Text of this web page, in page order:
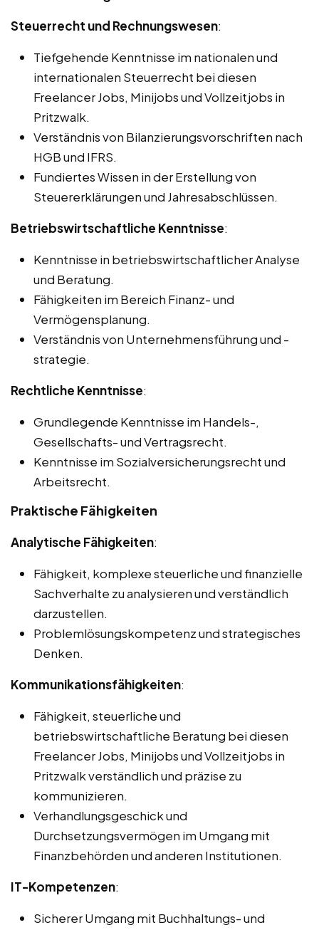
Steuerrecht und Rechnungswesen:
Tiefgehende Kenntnisse im nationalen und
internationalen Steuerrecht bei diesen
Freelancer Jobs, Minijobs und Vollzeitjobs in
Pritzwalk.
Verständnis von Bilanzierungsvorschriften nach
HGB und IFRS.
Fundiertes Wissen in der Erstellung von
Steuererklärungen und Jahresabschlüssen.
Betriebswirtschaftliche Kenntnisse:
Kenntnisse in betriebswirtschaftlicher Analyse
und Beratung.
Fähigkeiten im Bereich Finanz- und
Vermögensplanung.
Verständnis von Unternehmensführung und -
strategie.
Rechtliche Kenntnisse:
Grundlegende Kenntnisse im Handels-,
Gesellschafts- und Vertragsrecht.
Kenntnisse im Sozialversicherungsrecht und
Arbeitsrecht.
Praktische Fähigkeiten
Analytische Fähigkeiten:
Fähigkeit, komplexe steuerliche und finanzielle
Sachverhalte zu analysieren und verständlich
darzustellen.
Problemlösungskompetenz und strategisches
Denken.
Kommunikationsfähigkeiten:
Fähigkeit, steuerliche und
betriebswirtschaftliche Beratung bei diesen
Freelancer Jobs, Minijobs und Vollzeitjobs in
Pritzwalk verständlich und präzise zu
kommunizieren.
Verhandlungsgeschick und
Durchsetzungsvermögen im Umgang mit
Finanzbehörden und anderen Institutionen.
IT-Kompetenzen:
Sicherer Umgang mit Buchhaltungs- und